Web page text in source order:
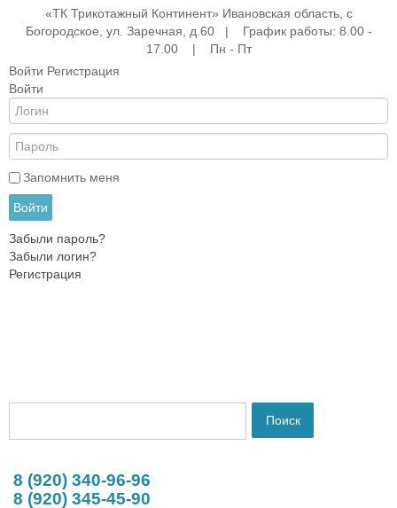
«ТК Трикотажный Континент» Ивановская область, с
Богородское, ул. Заречная, д.60 | График работы: 8.00 -
17.00 | Пн - Пт
Войти Регистрация
Войти
Запомнить меня
Войти
Забыли пароль?
Забыли логин?
Регистрация
8 (920) 340-96-96
8 (920) 345-45-90